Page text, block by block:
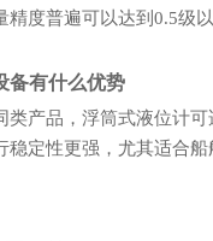
度普遍可以达到0.5级以
备有什么优势
类产品，浮筒式液位计
稳定性更强，尤其适合